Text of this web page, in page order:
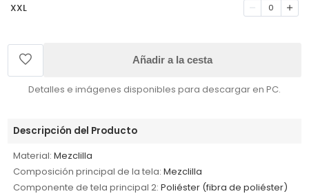
XXL 0
Añadir a la cesta
Detalles e imágenes disponibles para descargar en PC.
Descripción del Producto
Material: Mezclilla
Composición principal de la tela: Mezclilla
Componente de tela principal 2: Poliéster (fibra de poliéster)